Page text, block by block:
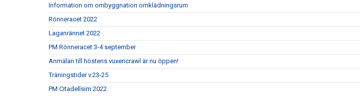
Information om ombyggnation omklädningsrum
Rönneracet 2022
Laganrännet 2022
PM Rönneracet 3-4 september
Anmälan till höstens vuxencrawl är nu öppen!
Träningstider v.23-25
PM Citadellsim 2022